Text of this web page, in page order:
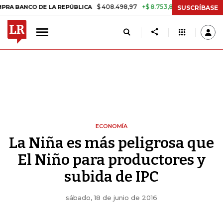
DE LA REPÚBLICA $ 408.498,97 +$ 8.753,81 +2,19% TASA DE
SUSCRÍBASE
ECONOMÍA
La Niña es más peligrosa que
El Niño para productores y
subida de IPC
sábado, 18 de junio de 2016